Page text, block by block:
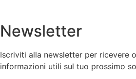
Newsletter
Iscriviti alla newsletter per ricevere
informazioni utili sul tuo prossimo